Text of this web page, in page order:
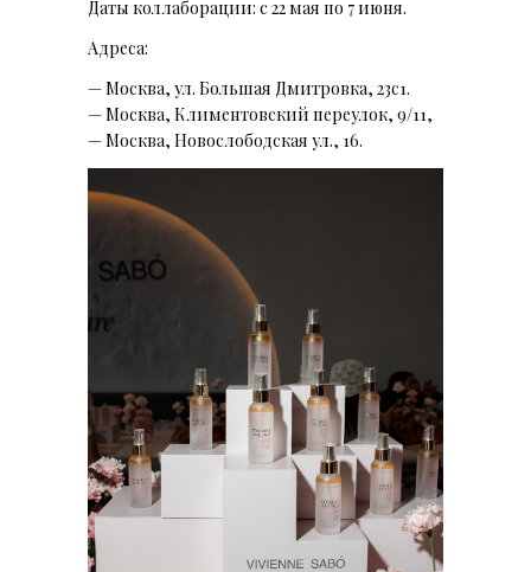
Даты коллаборации: с 22 мая по 7 июня.
Адреса:
— Москва, ул. Большая Дмитровка, 23с1.
— Москва, Климентовский переулок, 9/11,
— Москва, Новослободская ул., 16.